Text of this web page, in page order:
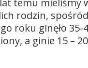
rodzin, spośród
roku ginęło 35-
a ginie 15 –